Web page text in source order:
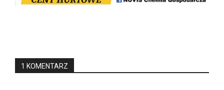
1 KOMENTARZ